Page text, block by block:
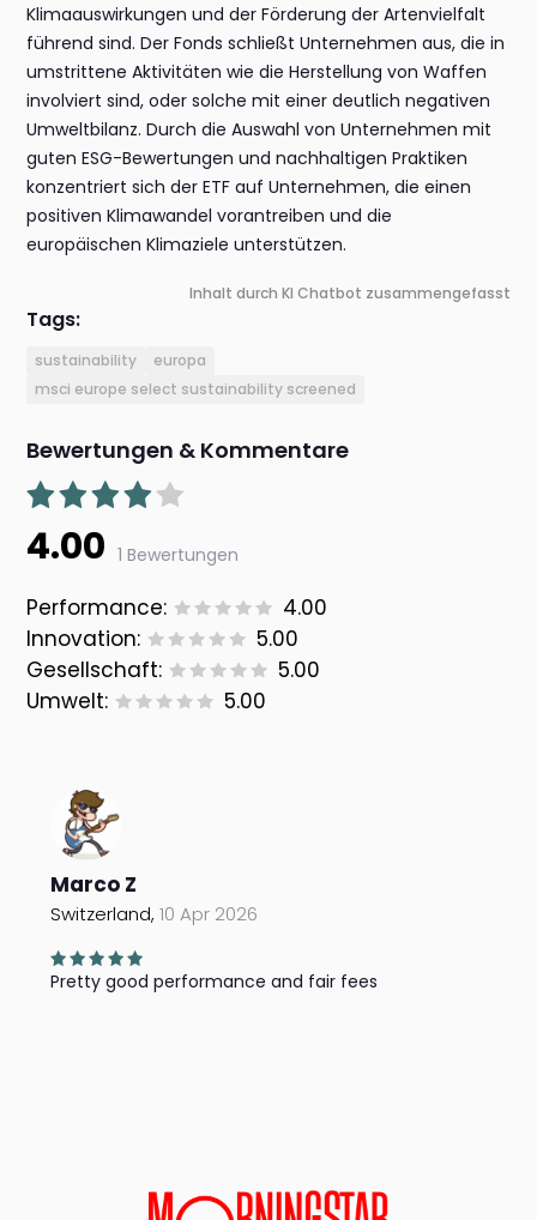
Klimaauswirkungen und der Förderung der Artenvielfalt
führend sind. Der Fonds schließt Unternehmen aus, die in
umstrittene Aktivitäten wie die Herstellung von Waffen
involviert sind, oder solche mit einer deutlich negativen
Umweltbilanz. Durch die Auswahl von Unternehmen mit
guten ESG-Bewertungen und nachhaltigen Praktiken
konzentriert sich der ETF auf Unternehmen, die einen
positiven Klimawandel vorantreiben und die
europäischen Klimaziele unterstützen.
Inhalt durch KI Chatbot zusammengefasst
Tags:
sustainability
europa
msci europe select sustainability screened
Bewertungen & Kommentare
4.00 1 Bewertungen
Performance:
4.00
Innovation:
5.00
Gesellschaft:
5.00
Umwelt:
5.00
Marco Z
Switzerland,10 Apr 2026
Pretty good performance and fair fees